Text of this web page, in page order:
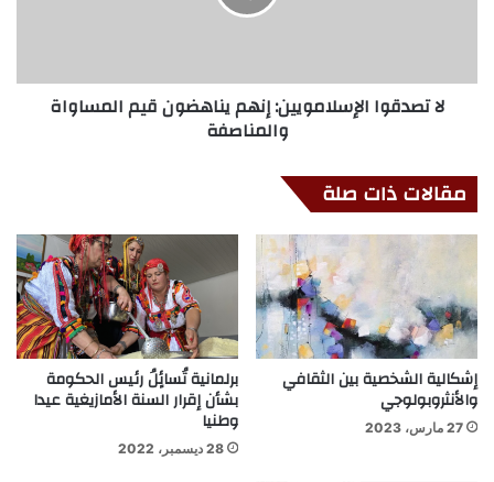
لا تصدقوا الإسلامويين: إنهم يناهضون قيم المساواة
والمناصفة
مقالات ذات صلة
إشكالية الشخصية بين الثقافي
والأنثروبولوجي
27 مارس، 2023
برلمانية تُسائٍلُ رئيس الحكومة
بشأن إقرار السنة الأمازيغية عيدا
وطنيا
28 ديسمبر، 2022